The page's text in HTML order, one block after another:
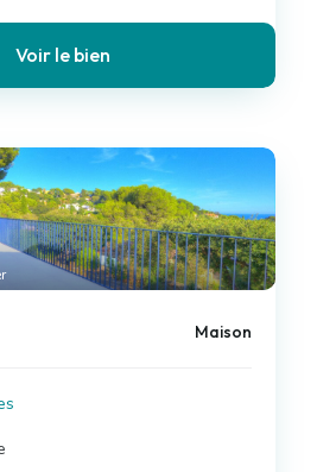
Voir le bien
Maison